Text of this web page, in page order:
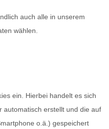
auch alle in unserem
wählen.
ein. Hierbei handelt es sich
automatisch erstellt und die auf
o.ä.) gespeichert